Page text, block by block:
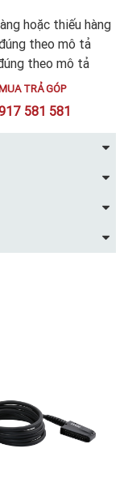
hoặc thiếu hàng
theo mô tả
theo mô tả
TRẢ GÓP
581 581